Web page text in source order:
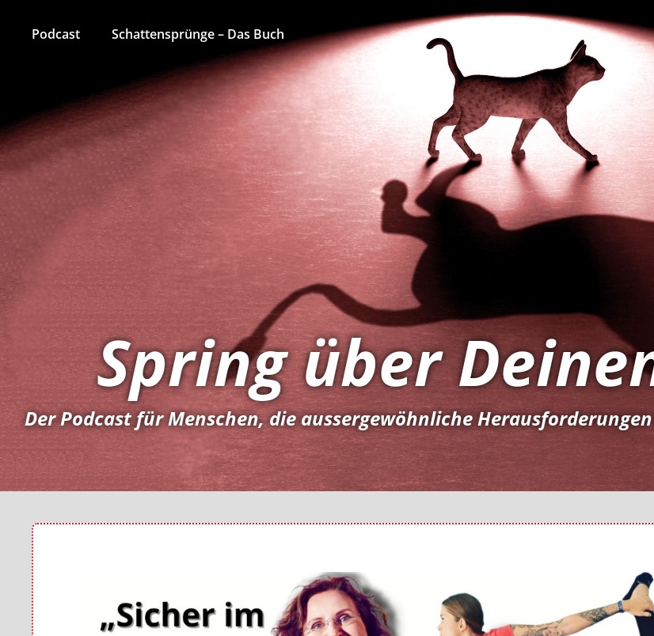
Podcast Schattensprünge – Das Buch
Spring über
Der Podcast für Menschen, die aussergewöhnliche